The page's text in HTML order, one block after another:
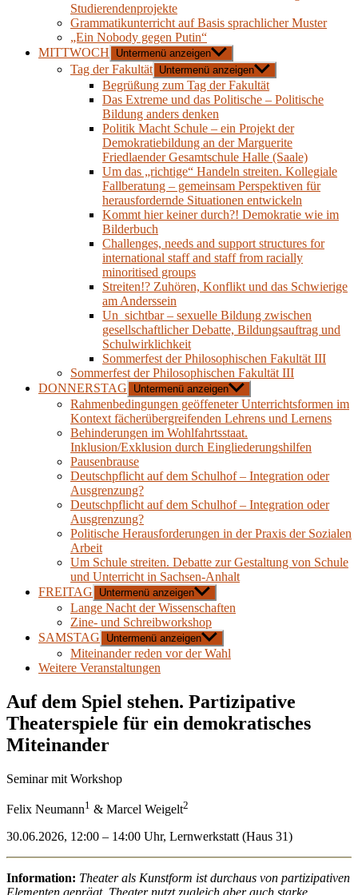
Studierendenprojekte
Grammatikunterricht auf Basis sprachlicher Muster
„Ein Nobody gegen Putin“
MITTWOCH
Untermenü anzeigen
Tag der Fakultät Untermenü anzeigen
Begrüßung zum Tag der Fakultät
Das Extreme und das Politische – Politische
Bildung anders denken
Politik Macht Schule – ein Projekt der
Demokratiebildung an der Marguerite
Friedlaender Gesamtschule Halle (Saale)
Um das „richtige“ Handeln streiten. Kollegiale
Fallberatung – gemeinsam Perspektiven für
herausfordernde Situationen entwickeln
Kommt hier keiner durch?! Demokratie wie im
Bilderbuch
Challenges, needs and support structures for
international staff and staff from racially
minoritised groups
Streiten!? Zuhören, Konflikt und das Schwierige
am Anderssein
Un_sichtbar – sexuelle Bildung zwischen
gesellschaftlicher Debatte, Bildungsauftrag und
Schulwirklichkeit
Sommerfest der Philosophischen Fakultät III
Sommerfest der Philosophischen Fakultät III
DONNERSTAG
Untermenü anzeigen
Rahmenbedingungen geöffeneter Unterrichtsformen im
Kontext fächerübergreifenden Lehrens und Lernens
Behinderungen im Wohlfahrtsstaat.
Inklusion/Exklusion durch Eingliederungshilfen
Pausenbrause
Deutschpflicht auf dem Schulhof – Integration oder
Ausgrenzung?
Deutschpflicht auf dem Schulhof – Integration oder
Ausgrenzung?
Politische Herausforderungen in der Praxis der Sozialen
Arbeit
Um Schule streiten. Debatte zur Gestaltung von Schule
und Unterricht in Sachsen-Anhalt
FREITAG
Untermenü anzeigen
Lange Nacht der Wissenschaften
Zine- und Schreibworkshop
SAMSTAG
Untermenü anzeigen
Miteinander reden vor der Wahl
Weitere Veranstaltungen
Auf dem Spiel stehen. Partizipative
Theaterspiele für ein demokratisches
Miteinander
Seminar mit Workshop
Felix Neumann1 & Marcel Weigelt2
30.06.2026, 12:00 – 14:00 Uhr, Lernwerkstatt (Haus 31)
Information: Theater als Kunstform ist durchaus von partizipativen